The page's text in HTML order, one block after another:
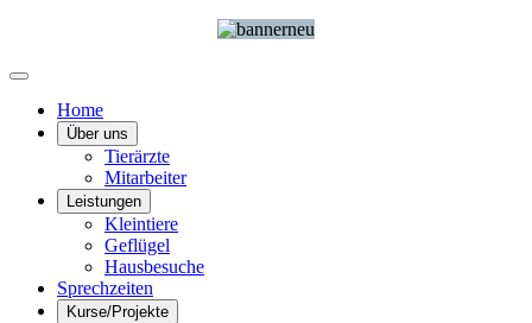
Home
Über uns
Tierärzte
Mitarbeiter
Leistungen
Kleintiere
Geflügel
Hausbesuche
Sprechzeiten
Kurse/Projekte